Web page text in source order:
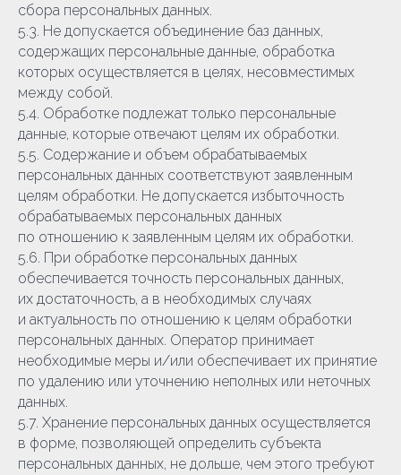
сбора персональных данных.
5.3. Не допускается объединение баз данных,
содержащих персональные данные, обработка
которых осуществляется в целях, несовместимых
между собой.
5.4. Обработке подлежат только персональные
данные, которые отвечают целям их обработки.
5.5. Содержание и объем обрабатываемых
персональных данных соответствуют заявленным
целям обработки. Не допускается избыточность
обрабатываемых персональных данных
по отношению к заявленным целям их обработки.
5.6. При обработке персональных данных
обеспечивается точность персональных данных,
их достаточность, а в необходимых случаях
и актуальность по отношению к целям обработки
персональных данных. Оператор принимает
необходимые меры и/или обеспечивает их принятие
по удалению или уточнению неполных или неточных
данных.
5.7. Хранение персональных данных осуществляется
в форме, позволяющей определить субъекта
персональных данных, не дольше, чем этого требуют